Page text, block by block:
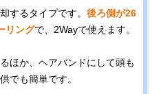
するタイプです。 後ろ側が26
リングで、2Wayで使えます。
ほか、ヘアバンドにして頭も
でも簡単です。